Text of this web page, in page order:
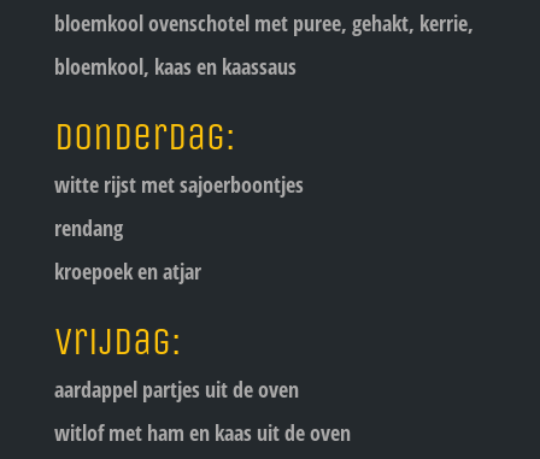
bloemkool ovenschotel met puree, gehakt, kerrie,
bloemkool, kaas en kaassaus
Donderdag:
witte rijst met sajoerboontjes
rendang
kroepoek en atjar
Vrijdag:
aardappel partjes uit de oven
witlof met ham en kaas uit de oven